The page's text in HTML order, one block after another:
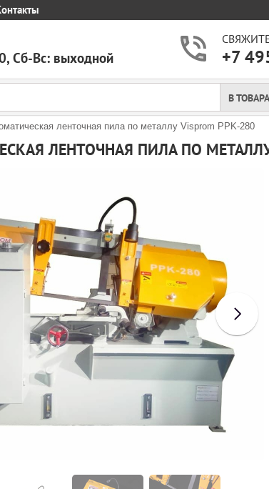
Сб-Вс: выходной +7
В
ленточная пила по металлу Visprom PPK-280
ЛЕНТОЧНАЯ ПИЛА ПО МЕТАЛЛУ